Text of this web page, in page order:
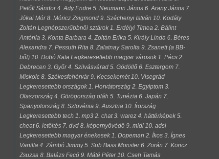
Petőfi Sándor 4. Ady Endre 5. Neumann János 6. Arany János 7.
Jókai Mór 8. Móricz Zsigmond 9. Széchenyi István 10. Kodály
Zoltán Legnépszerűbbnői sztárok 1. Erdélyi Tímea 2. Bálint
Antónia 3. Konta Barbara 4. Zoltán Erika 5. Király Linda 6. Béres
Alexandra 7. Pessuth Rita 8. Zalatnay Sarolta 9. Zsanett (a BB-
ből) 10. Dobó Kata Legkeresettebb magyar városok 1. Pécs 2.
Debrecen 3. Győr 4. Szilvásvárad 5. Gödöllő 6. Esztergom 7.
Miskolc 8. Székesfehérvár 9. Kecsekemét 10. Visegrád
Legkeresettebb országok 1. Horvátország 2. Egyiptom 3.
Olaszország 4. Görögország oláh 5. Tunézia 6. Japán 7.
Spanyolország 8. Szlovénia 9. Ausztria 10. Írország
Legkeresettebb tech 1. mp3 2. chat 3. warez 4. háttérképek 5.
cheat 6. letöltés 7. dvd 8. képernyővédő 9. midi 10. adsl
Legkeresettebb magyar énekesek 1. Dopeman 2. Íkos 3. Ígnes
Vanilla 4. Zámbó Jimmy 5. Sub Bass Monster 6. Zorán 7. Koncz
Zsuzsa 8. Balázs Fecó 9. Máté Péter 10. Cseh Tamás